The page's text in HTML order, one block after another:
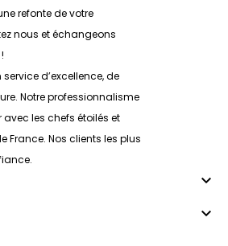
refonte de votre
nous et échangeons
d’excellence, de
Notre professionnalisme
les chefs étoilés et
France. Nos clients les plus

